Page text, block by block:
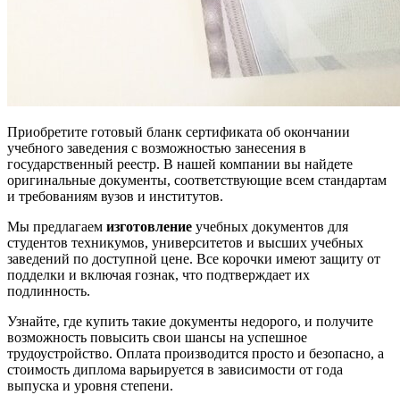
Приобретите готовый бланк сертификата об окончании
учебного заведения с возможностью занесения в
государственный реестр. В нашей компании вы найдете
оригинальные документы, соответствующие всем стандартам
и требованиям вузов и институтов.
Мы предлагаем изготовление учебных документов для
студентов техникумов, университетов и высших учебных
заведений по доступной цене. Все корочки имеют защиту от
подделки и включая гознак, что подтверждает их
подлинность.
Узнайте, где купить такие документы недорого, и получите
возможность повысить свои шансы на успешное
трудоустройство. Оплата производится просто и безопасно, а
стоимость диплома варьируется в зависимости от года
выпуска и уровня степени.